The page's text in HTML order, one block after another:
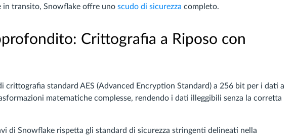
transito, Snowflake offre uno scudo di sicurezza completo.
Crittografia a Riposo con
crittografia standard AES (Advanced Encryption Standard) a 256 bit per i dati a
matematiche complesse, rendendo i dati illeggibili senza la corretta
di Snowflake rispetta gli standard di sicurezza stringenti delineati nella